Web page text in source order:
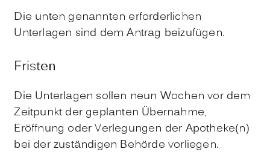
Die unten genannten erforderlichen
Unterlagen sind dem Antrag beizufügen.
Fristen
Die Unterlagen sollen neun Wochen vor dem
Zeitpunkt der geplanten Übernahme,
Eröffnung oder Verlegungen der Apotheke(n)
bei der zuständigen Behörde vorliegen.